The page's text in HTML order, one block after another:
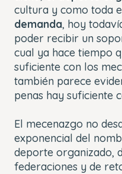
cultura y como toda
demanda, hoy
poder recibir un
cual ya hace tiempo
suficiente con los
también parece
penas hay suficiente
El mecenazgo no
exponencial del
deporte organizado,
federaciones y de